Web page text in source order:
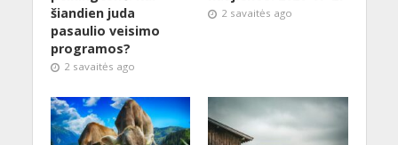
šiandien juda
pasaulio veisimo
programos?
2 savaitės ago
2 savaitės ago